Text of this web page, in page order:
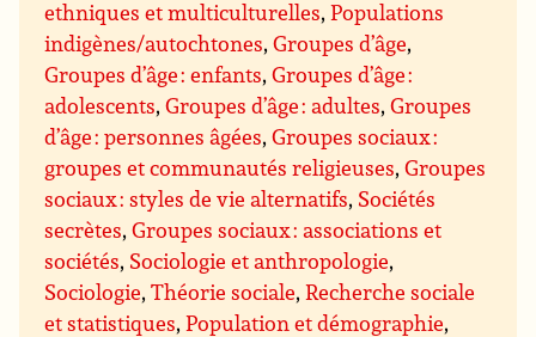
ethniques et multiculturelles,Populations
indigènes/autochtones,Groupes d’âge,
Groupes d’âge : enfants,Groupes d’âge :
adolescents,Groupes d’âge : adultes,Groupes
d’âge : personnes âgées,Groupes sociaux :
groupes et communautés religieuses,Groupes
sociaux : styles de vie alternatifs, Sociétés
secrètes,Groupes sociaux : associations et
sociétés, Sociologie et anthropologie,
Sociologie,Théorie sociale,Recherche sociale
et statistiques,Population et démographie,